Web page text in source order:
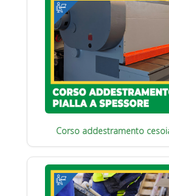
Corso addestramento